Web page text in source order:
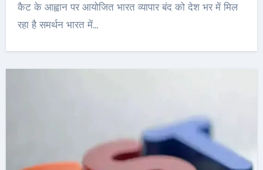
कैट के आह्वान पर आयोजित भारत व्यापार बंद को देश भर में मिल
रहा है समर्थन भारत में…